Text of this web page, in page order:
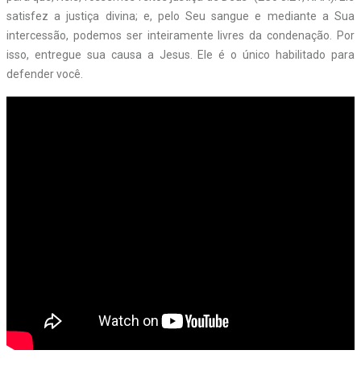
satisfez a justiça divina; e, pelo Seu sangue e mediante a Sua
intercessão, podemos ser inteiramente livres da condenação. Por
isso, entregue sua causa a Jesus. Ele é o único habilitado para
defender você.